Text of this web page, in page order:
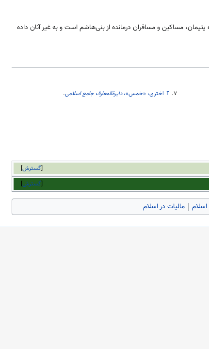
مساکین و مسافران درمانده از بنی‌هاشم است و به غیر آنان داده
↑ اختری، «خمس»،دایرةالمعارف جامع اسلامی.
گسترش
گسترش
مالیات در اسلام